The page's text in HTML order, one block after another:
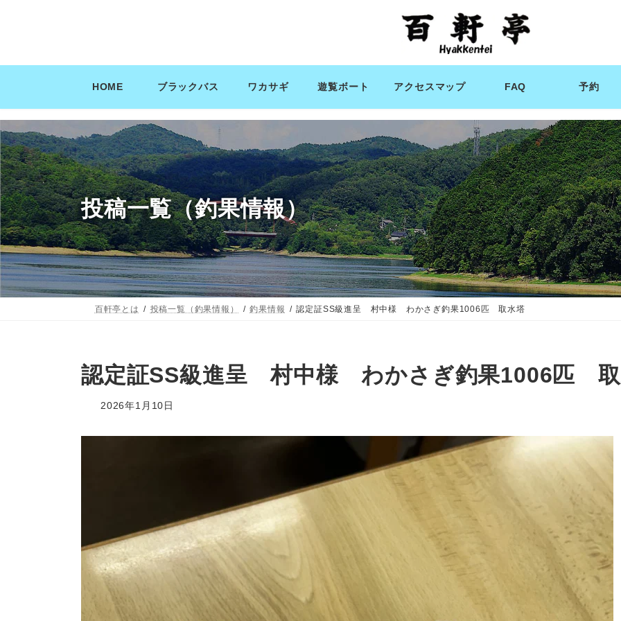
ン
ス
キ
ッ
プ
ー
ン
に
移
動
HOME ブラックバス ワカサギ 遊覧ボート アクセスマップ FAQ 予約
投稿一覧（釣果情報）
百軒亭とは 投稿一覧（釣果情報） 釣果情報 認定証SS級進呈 村中様 わかさぎ釣果1006匹 取水塔
認定証SS級進呈 村中様 わかさぎ釣果1006匹
2026年1月10日